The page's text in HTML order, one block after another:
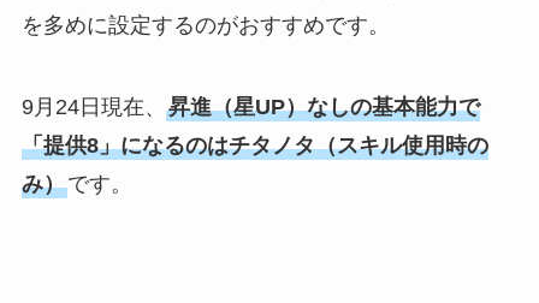
を多めに設定するのがおすすめです。
9月24日現在、 昇進（星UP）なしの基本能力で
「提供8」になるのはチタノタ（スキル使用時の
み）です。